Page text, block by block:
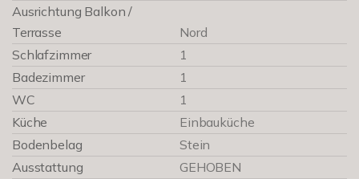
Ausrichtung Balkon /
Terrasse
Nord
Schlafzimmer
1
Badezimmer
1
WC
1
Küche
Einbauküche
Bodenbelag
Stein
Ausstattung
GEHOBEN